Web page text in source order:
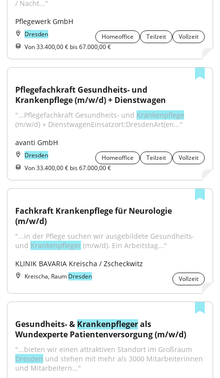
/ Nacht..."
Pflegewerk GmbH
Dresden Homeoffice Teilzeit
Vollzeit
Von 33.400,00 € bis 67.000,00 €
Pflegefachkraft Gesundheits- und
Krankenpflege (m/w/d) + Dienstwagen
"...Pflegefachkraft Gesundheits- und Krankenpflege
(m/w/d) + DienstwagenEinsatzort:DresdenArt(en..."
avanti GmbH
Dresden Homeoffice Teilzeit
Vollzeit
Von 33.400,00 € bis 67.000,00 €
Fachkraft Krankenpflege für Neurologie
(m/w/d)
"...in der Pflege suchen wir ausgebildete Gesundheits-
und Krankenpfleger (m/w/d). Ein Arbeitstag..."
KLINIK BAVARIA Kreischa / Zscheckwitz
Kreischa, Raum Dresden Vollzeit
Gesundheits- & Krankenpfleger als
Wundexperte Patientenversorgung (m/w/d)
Dresden und stehen mit mehr als 3000 Mitarbeiterinnen
und Mitarbeitern..."